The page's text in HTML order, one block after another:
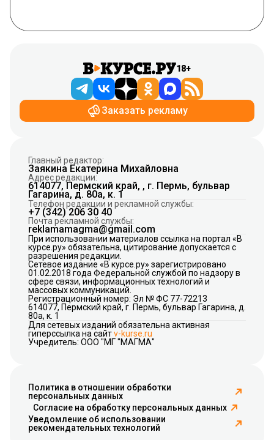
18+
Заказать рекламу
Главный редактор:
Заякина Екатерина Михайловна
Адрес редакции:
614077, Пермский край, , г. Пермь, бульвар
Гагарина, д. 80а, к. 1
Телефон редакции и рекламной службы:
+7 (342) 206 30 40
Почта рекламной службы:
reklamamagma@gmail.com
При использовании материалов ссылка на портал «В
курсе.ру» обязательна, цитирование допускается с
разрешения редакции.
Сетевое издание «В курсе.ру» зарегистрировано
01.02.2018 года Федеральной службой по надзору в
сфере связи, информационных технологий и
массовых коммуникаций.
Регистрационный номер: Эл № ФС 77-72213
614077, Пермский край, г. Пермь, бульвар Гагарина, д.
80а, к. 1
Для сетевых изданий обязательна активная
гиперссылка на сайтv-kurse.ru
Учредитель: ООО "МГ "МАГМА"
Политика в отношении обработки
персональных данных
Согласие на обработку персональных данных
Уведомление об использовании
рекомендательных технологий